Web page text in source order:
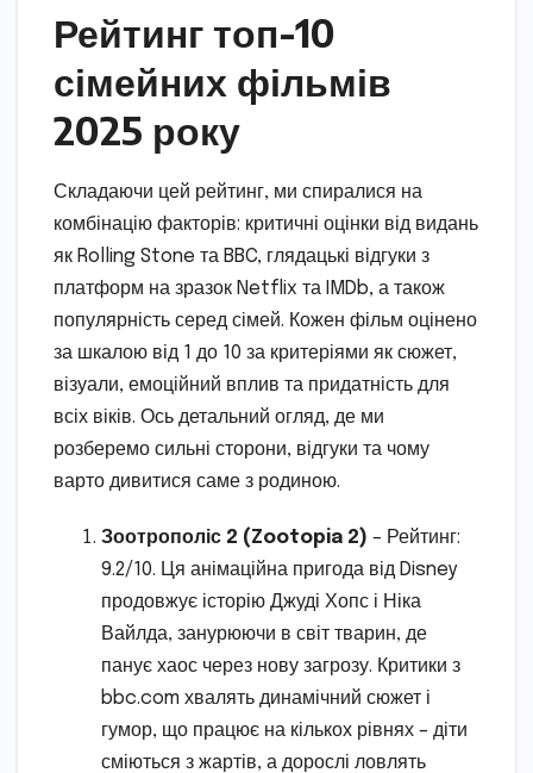
Рейтинг топ-10
сімейних фільмів
2025 року
Складаючи цей рейтинг, ми спиралися на
комбінацію факторів: критичні оцінки від видань
як Rolling Stone та BBC, глядацькі відгуки з
платформ на зразок Netflix та IMDb, а також
популярність серед сімей. Кожен фільм оцінено
за шкалою від 1 до 10 за критеріями як сюжет,
візуали, емоційний вплив та придатність для
всіх віків. Ось детальний огляд, де ми
розберемо сильні сторони, відгуки та чому
варто дивитися саме з родиною.
Зоотрополіс 2 (Zootopia 2) – Рейтинг:
9.2/10. Ця анімаційна пригода від Disney
продовжує історію Джуді Хопс і Ніка
Вайлда, занурюючи в світ тварин, де
панує хаос через нову загрозу. Критики з
bbc.com хвалять динамічний сюжет і
гумор, що працює на кількох рівнях – діти
сміються з жартів, а дорослі ловлять